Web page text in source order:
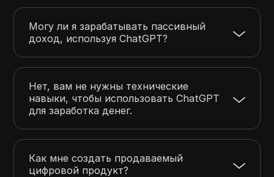
Могу ли я зарабатывать пассивный
доход, используя ChatGPT?
Нет, вам не нужны технические
навыки, чтобы использовать ChatGPT
для заработка денег.
Как мне создать продаваемый
цифровой продукт?